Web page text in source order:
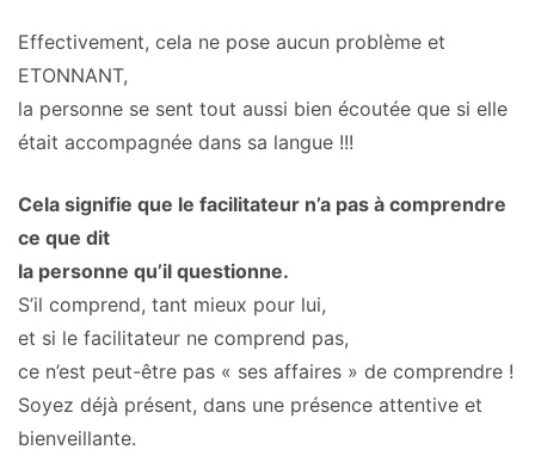
Effectivement, cela ne pose aucun problème et
ETONNANT,
la personne se sent tout aussi bien écoutée que si elle
était accompagnée dans sa langue !!!
Cela signifie que le facilitateur n’a pas à comprendre
ce que dit
la personne qu’il questionne.
S’il comprend, tant mieux pour lui,
et si le facilitateur ne comprend pas,
ce n’est peut-être pas « ses affaires » de comprendre !
Soyez déjà présent, dans une présence attentive et
bienveillante.